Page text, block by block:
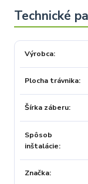
Výrobca
Plocha trávnika
Šírka záberu
Spôsob
inštalácie
Značka